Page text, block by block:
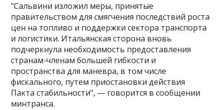
"Сальвини изложил меры, принятые
правительством для смягчения последствий роста
цен на топливо и поддержки сектора транспорта
и логистики. Итальянская сторона вновь
подчеркнула необходимость предоставления
странам-членам большей гибкости и
пространства для маневра, в том числе
фискального, путем приостановки действия
Пакта стабильности", — говорится в сообщении
минтранса.